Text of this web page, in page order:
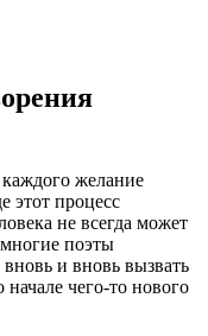
желание
этот процесс
не всегда может
поэты
и вновь вызвать
чего-то нового